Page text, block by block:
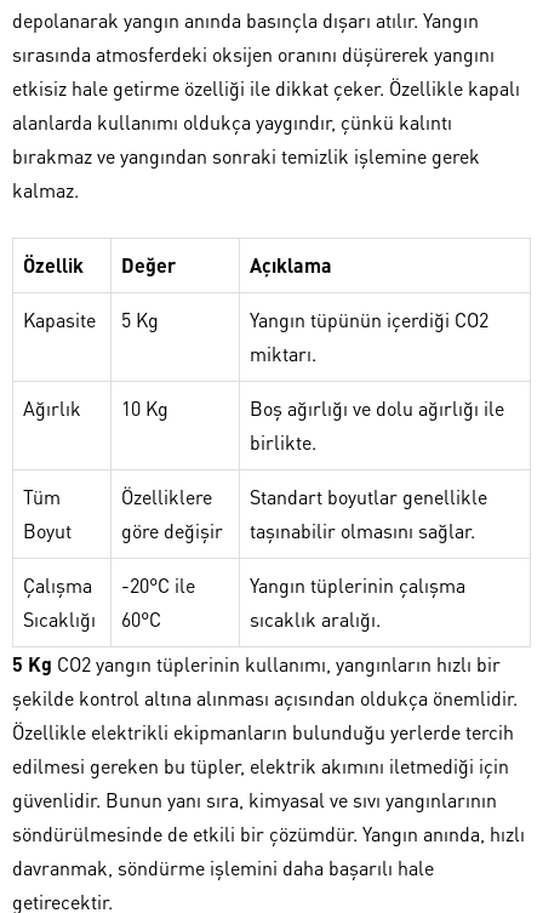
depolanarak yangın anında basınçla dışarı atılır. Yangın
sırasında atmosferdeki oksijen oranını düşürerek yangını
etkisiz hale getirme özelliği ile dikkat çeker. Özellikle kapalı
alanlarda kullanımı oldukça yaygındır, çünkü kalıntı
bırakmaz ve yangından sonraki temizlik işlemine gerek
kalmaz.
Özellik Değer Açıklama
Kapasite 5 Kg
Yangın tüpünün içerdiği CO2
miktarı.
Ağırlık 10 Kg
Boş ağırlığı ve dolu ağırlığı ile
birlikte.
Tüm
Boyut
Özelliklere
göre değişir
Standart boyutlar genellikle
taşınabilir olmasını sağlar.
Çalışma
Sıcaklığı
-20°C ile
60°C
Yangın tüplerinin çalışma
sıcaklık aralığı.
5 Kg CO2 yangın tüplerinin kullanımı, yangınların hızlı bir
şekilde kontrol altına alınması açısından oldukça önemlidir.
Özellikle elektrikli ekipmanların bulunduğu yerlerde tercih
edilmesi gereken bu tüpler, elektrik akımını iletmediği için
güvenlidir. Bunun yanı sıra, kimyasal ve sıvı yangınlarının
söndürülmesinde de etkili bir çözümdür. Yangın anında, hızlı
davranmak, söndürme işlemini daha başarılı hale
getirecektir.